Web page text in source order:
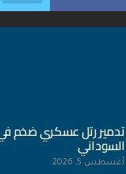
تدمير رتل عسكري ضخم
السوداني
أغسطس 5, 2026